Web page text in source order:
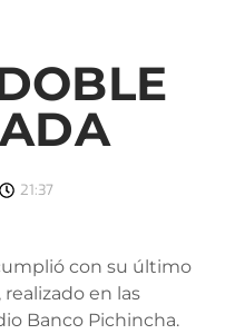
21:37
con su último
en las
Banco Pichincha.